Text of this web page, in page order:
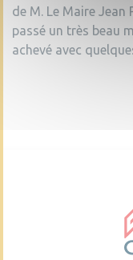
de M. Le Maire
passé un très beau
achevé avec